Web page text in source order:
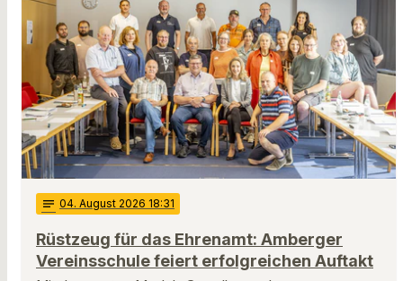
notes 04. August 2026 18:31
Rüstzeug für das Ehrenamt: Amberger
Vereinsschule feiert erfolgreichen Auftakt